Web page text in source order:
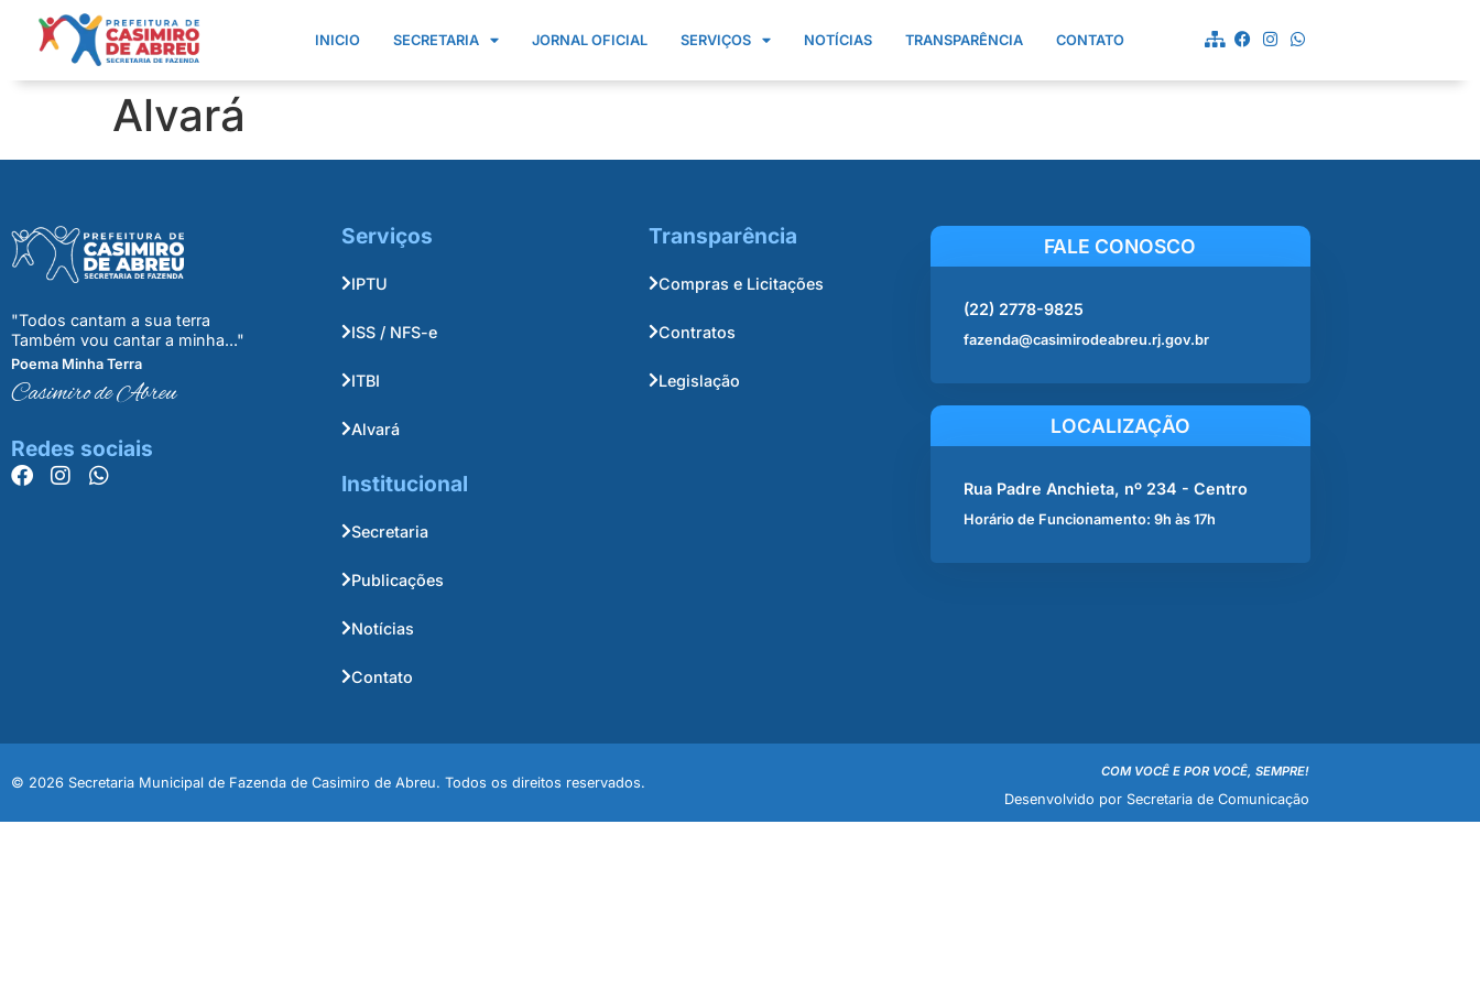
INICIO SECRETARIA JORNAL OFICIAL SERVIÇOS NOTÍCIAS TRANSPARÊNCIA CONTATO
Alvará
"Todos cantam a sua terra
Também vou cantar a minha..."
Poema Minha Terra
Casimiro de Abreu
Redes sociais
Serviços
IPTU
ISS / NFS-e
ITBI
Alvará
Institucional
Secretaria
Publicações
Notícias
Contato
Transparência
Compras e Licitações
Contratos
Legislação
FALE CONOSCO
(22) 2778-9825
fazenda@casimirodeabreu.rj.gov.br
LOCALIZAÇÃO
Rua Padre Anchieta, nº 234 - Centro
Horário de Funcionamento: 9h às 17h
© 2026 Secretaria Municipal de Fazenda de Casimiro de Abreu. Todos os direitos reservados.
COM VOCÊ E POR VOCÊ, SEMPRE!
Desenvolvido por Secretaria de Comunicação